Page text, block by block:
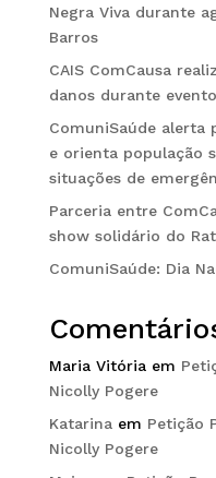
Negra Viva durante
Barros
CAIS ComCausa
danos durante
ComuniSaúde alerta
e orienta população
situações de
Parceria entre
show solidário do
ComuniSaúde: Dia
Maria Vitóriaem
Nicolly Pogere
Katarinaem Petição
Nicolly Pogere